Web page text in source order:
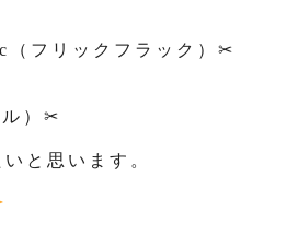
フリックフラック）✂
）✂
と思います。